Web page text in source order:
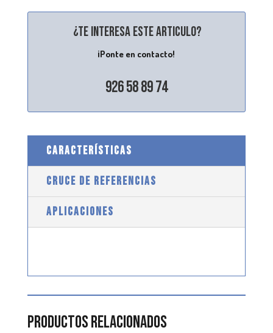
¿Te interesa este articulo?
¡Ponte en contacto!
926 58 89 74
CARACTERÍSTICAS
CRUCE DE REFERENCIAS
APLICACIONES
Productos relacionados